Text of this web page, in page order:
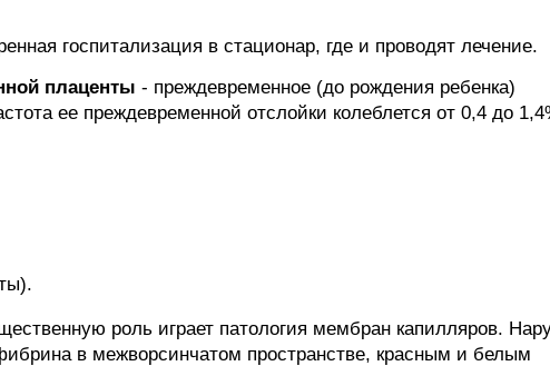
госпитализация в стационар, где и проводят лечение.
плаценты - преждевременное (до рождения ребенка)
ее преждевременной отслойки колеблется от 0,4 до
роль играет патология мембран капилляров.
в межворсинчатом пространстве, красным и белым